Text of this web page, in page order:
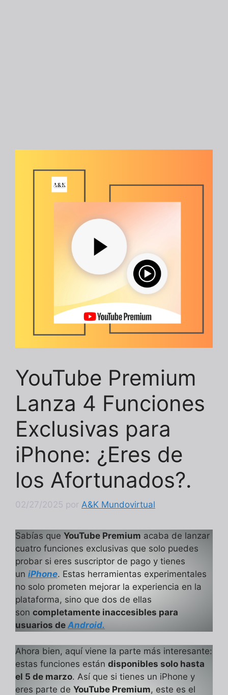
YouTube Premium
Lanza 4 Funciones
Exclusivas para
iPhone: ¿Eres de
los Afortunados?.
02/27/2025 por A&K Mundovirtual
Sabías que YouTube Premium acaba de lanzar
cuatro funciones exclusivas que solo puedes
probar si eres suscriptor de pago y tienes
un iPhone. Estas herramientas experimentales
no solo prometen mejorar la experiencia en la
plataforma, sino que dos de ellas
son completamente inaccesibles para
usuarios deAndroid.
Ahora bien, aquí viene la parte más interesante:
estas funciones están disponibles solo hasta
el 5 de marzo. Así que si tienes un iPhone y
eres parte de YouTube Premium, este es el